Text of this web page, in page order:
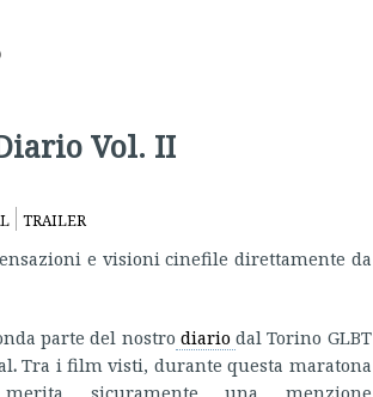
Vol. II
TRAILER
e visioni cinefile direttamente da
parte del nostro diariodal Torino GLBT
.Tra i film visti, durante questa maratona